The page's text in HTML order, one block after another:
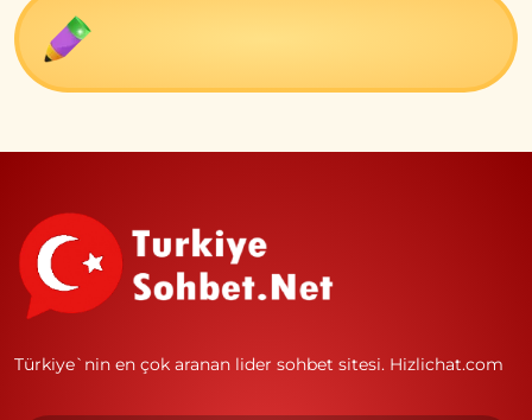
Türkiye`nin en çok aranan lider sohbet sitesi. Hizlichat.com